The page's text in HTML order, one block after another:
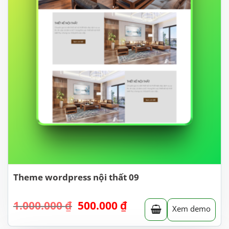
Theme wordpress nội thất 09
1.000.000₫ Giá
là:
500.000 ₫Giá
hiện
tại
Xem demo